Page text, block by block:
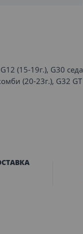
(15-19г.), G30
(20-23г.), G32 GT